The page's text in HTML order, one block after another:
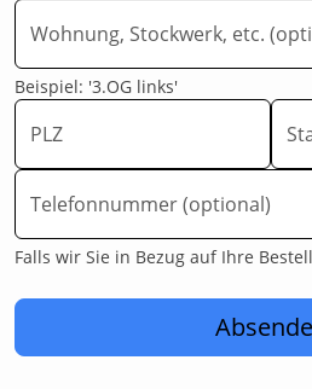
Wohnung, Stockwerk, etc.
Beispiel: '3.OG links'
PLZ
Telefonnummer (optional)
Falls wir Sie in Bezug auf Ihre